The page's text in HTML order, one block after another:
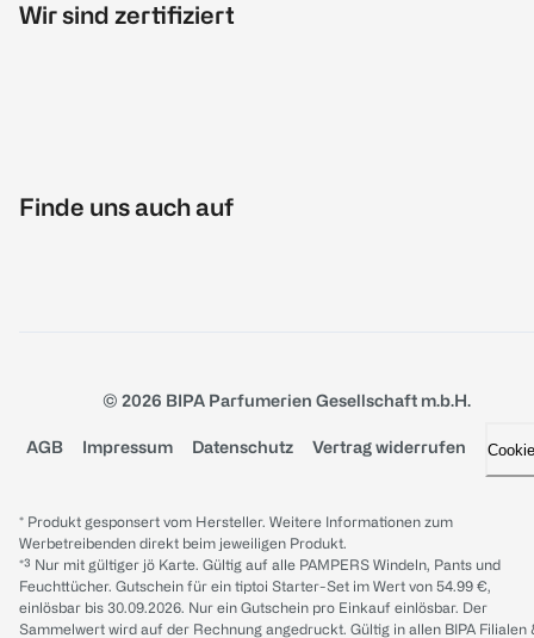
Wir sind zertifiziert
Finde uns auch auf
© 2026 BIPA Parfumerien Gesellschaft m.b.H.
AGB Impressum Datenschutz Vertrag widerrufen
* Produkt gesponsert vom Hersteller. Weitere Informationen zum
Werbetreibenden direkt beim jeweiligen Produkt.
*³ Nur mit gültiger jö Karte. Gültig auf alle PAMPERS Windeln, Pants und
Feuchttücher. Gutschein für ein tiptoi Starter-Set im Wert von 54.99 €,
einlösbar bis 30.09.2026. Nur ein Gutschein pro Einkauf einlösbar. Der
Sammelwert wird auf der Rechnung angedruckt. Gültig in allen BIPA Filialen